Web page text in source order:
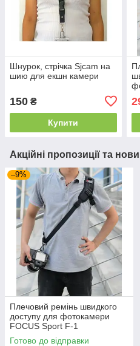
Шнурок, стрічка Sjcam на
шию для екшн камери
150 ₴
Купити
Акційні пропозиції та
–9%
Плечовий ремінь швидкого
доступу для фотокамери
FOCUS Sport F-1
Готово до відправки